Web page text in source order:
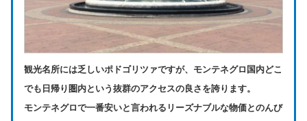
観光名所には乏しいポドゴリツァですが、モンテネグロ国内どこ
でも日帰り圏内という抜群のアクセスの良さを誇ります。
モンテネグロで一番安いと言われるリーズナブルな物価とのんび